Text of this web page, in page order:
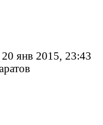
20 янв 2015, 23:43